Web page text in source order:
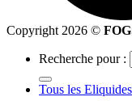
Copyright 2026 ©
Recherche pour :
Tous les Eliquides